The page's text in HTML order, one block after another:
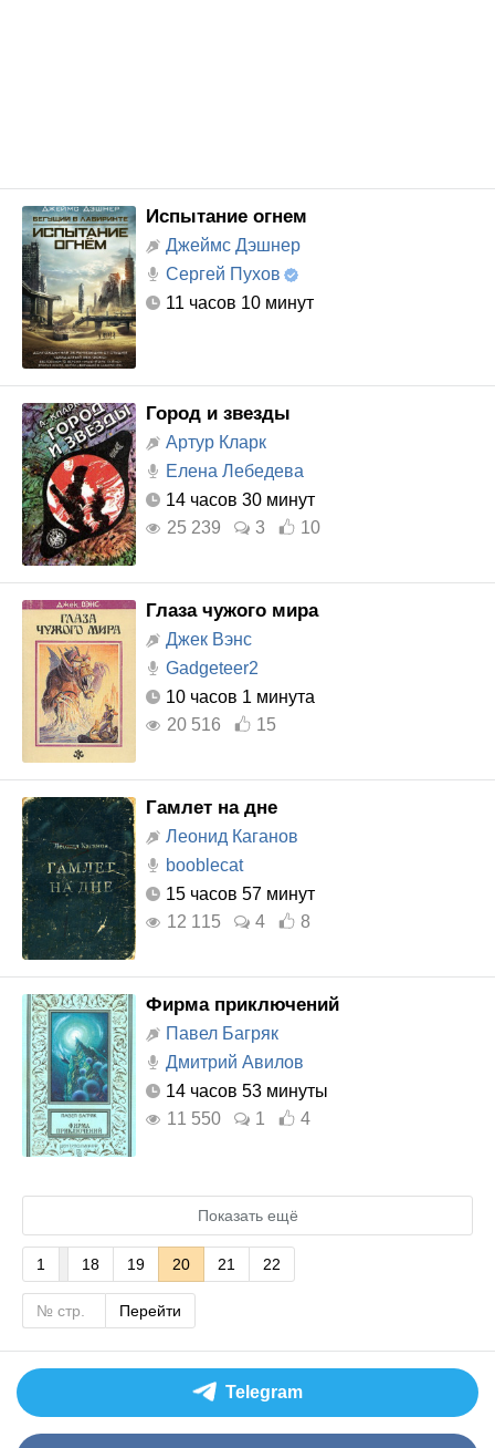
Испытание огнем
Джеймс Дэшнер
Сергей Пухов
11 часов 10 минут
Город и звезды
Артур Кларк
Елена Лебедева
14 часов 30 минут
25 239
3 10
Глаза чужого мира
Джек Вэнс
Gadgeteer2
10 часов 1 минута
20 516
15
Гамлет на дне
Леонид Каганов
booblecat
15 часов 57 минут
12 115
4 8
Фирма приключений
Павел Багряк
Дмитрий Авилов
14 часов 53 минуты
11 550
1 4
Показать ещё
1 18 19 20 21 22
Перейти
Telegram